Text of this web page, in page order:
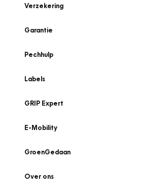
Verzekering
Garantie
Pechhulp
Labels
GRIP Expert
E-Mobility
GroenGedaan
Over ons